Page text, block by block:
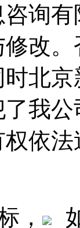
询
改
北
我
依
，